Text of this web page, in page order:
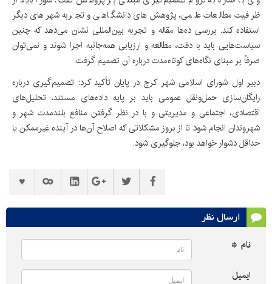
ظرفیت مطالعات علمی، پژوهش‌های دانشگاهی و تجربه شهرهای دیگر
استفاده کند. بررسی ده‌ها مقاله و تجربه بین‌المللی نشان می‌دهد که چنین
سیاست‌هایی باید با دقت، مطالعه و ارزیابی همه‌جانبه اجرا شوند و نمی‌توان
صرفاً بر مبنای نگاه‌های کوتاه‌مدت درباره آن تصمیم گرفت.
دبیر اول شورای اسلامی شهر کرج در پایان تأکید کرد: تصمیم‌گیری درباره
رایگان‌سازی حمل‌ونقل عمومی باید بر پایه داده‌های مستند، تحلیل‌های
اقتصادی، اجتماعی و مدیریتی و با در نظر گرفتن منافع بلندمدت شهر و
شهروندان انجام شود تا از بروز مشکلاتی که اصلاح آن‌ها در آینده غیرممکن یا
حداقل دشوار خواهد بود، جلوگیری شود.
ارسال نظر
نام *
ایمیل